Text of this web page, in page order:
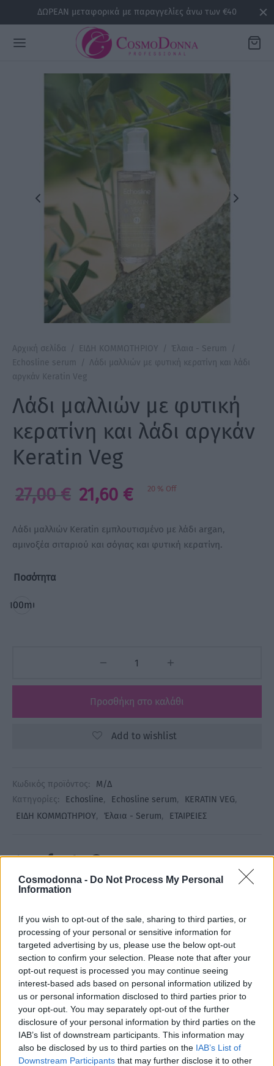
Cosmodonna - Do Not Process My Personal
Information
If you wish to opt-out of the sale, sharing to third parties, or
processing of your personal or sensitive information for
targeted advertising by us, please use the below opt-out
section to confirm your selection. Please note that after your
opt-out request is processed you may continue seeing
interest-based ads based on personal information utilized by
us or personal information disclosed to third parties prior to
your opt-out. You may separately opt-out of the further
disclosure of your personal information by third parties on the
IAB’s list of downstream participants. This information may
also be disclosed by us to third parties on the IAB’s List of
Downstream Participants that may further disclose it to other
ΔΩΡΕΑΝ μεταφορικά με παραγγελίες άνω των €40
Αρχική σελίδα / ΕΙΔΗ ΚΟΜΜΩΤΗΡΙΟΥ / Έλαια - Serum
/
Echosline serum
/ Λάδι μαλλιών με φυτική κερατίνη και λάδι
αργκάν Keratin Veg
Λάδι μαλλιών με φυτική
κερατίνη και λάδι αργκάν
Keratin Veg
20 % Off
27,00€
Original
price
was:
27,00 €.
21,60 €
τιμή
είναι:
Λάδι μαλλιών Keratin εμπλουτισμένο με λάδι argan,
αμινοξέα σιταριού και σόγιας και φυτική κερατίνη.
Ποσότητα
100ml
Προσθήκη στο καλάθι
Add to wishlist
Κωδικός προϊόντος:
Μ/Δ
Κατηγορίες:
Echosline, Echosline serum, KERATIN VEG,
ΕΙΔΗ ΚΟΜΜΩΤΗΡΙΟΥ, Έλαια - Serum, ΕΤΑΙΡΕΙΕΣ
Share
Περιγραφή
Επιπλέον πληροφορίες
Περιγραφή
Ιδανικό για χρήση σε βαμμένα και κατεστραμμένα μαλλιά
έπειτα από τεχνικές εργασίες. Δε βαραίνει. Η ειδική του
ενισχυμένη φόρμουλα, τιθασεύει και χαρίζει στην τρίχα
μεταξένια απαλότητα και εκθαμβωτική λάμψη. Εξαλείφει
Xanitalia